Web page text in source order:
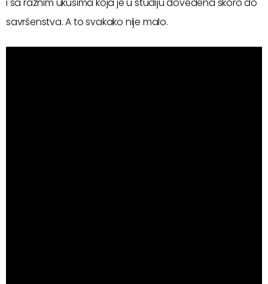
savršenstva. A to svakako nije malo.